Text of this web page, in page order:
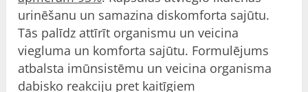
urinēšanu un samazina diskomforta sajūtu.
Tās palīdz attīrīt organismu un veicina
viegluma un komforta sajūtu. Formulējums
atbalsta imūnsistēmu un veicina organisma
dabisko reakciju pret kaitīgiem